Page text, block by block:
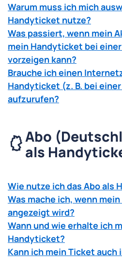
Warum muss ich mich
Handyticket nutze?
Was passiert, wenn mein
mein Handyticket bei
vorzeigen kann?
Brauche ich einen
Handyticket (z. B. bei
aufzurufen?
Abo
als
Wie nutze ich das Abo als
Was mache ich, wenn
angezeigt wird?
Wann und wie erhalte ich
Handyticket?
Kann ich mein Ticket auch